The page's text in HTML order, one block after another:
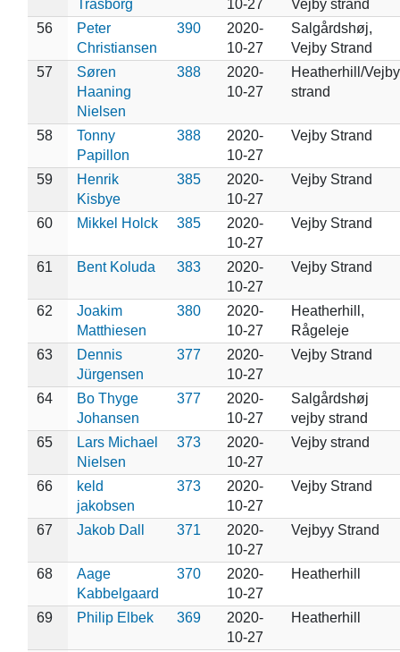
Trasborg
10-27
Vejby strand
56
Peter
Christiansen
390
2020-
10-27
Salgårdshøj,
Vejby Strand
57
Søren
Haaning
Nielsen
388
2020-
10-27
Heatherhill/Vejby
strand
58
Tonny
Papillon
388
2020-
10-27
Vejby Strand
59
Henrik
Kisbye
385
2020-
10-27
Vejby Strand
60 Mikkel Holck 385
2020-
10-27
Vejby Strand
61 Bent Koluda 383
2020-
10-27
Vejby Strand
62
Joakim
Matthiesen
380
2020-
10-27
Heatherhill,
Rågeleje
63
Dennis
Jürgensen
377
2020-
10-27
Vejby Strand
64
Bo Thyge
Johansen
377
2020-
10-27
Salgårdshøj
vejby strand
65
Lars Michael
Nielsen
373
2020-
10-27
Vejby strand
66
keld
jakobsen
373
2020-
10-27
Vejby Strand
67 Jakob Dall 371
2020-
10-27
Vejbyy Strand
68
Aage
Kabbelgaard
370
2020-
10-27
Heatherhill
69 Philip Elbek 369
2020-
10-27
Heatherhill